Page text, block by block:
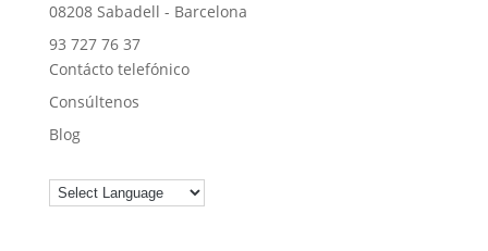
08208 Sabadell - Barcelona
93 727 76 37
Contácto telefónico
Consúltenos
Blog